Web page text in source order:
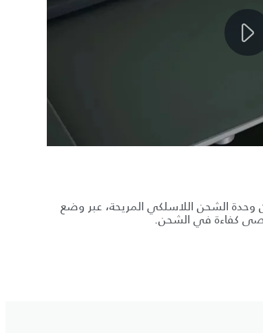
الشحن اللاسلكي المريحة، عبر وضع
كفاءة في الشحن.